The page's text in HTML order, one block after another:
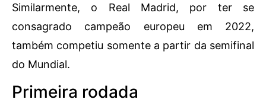
Similarmente, o Real Madrid, por ter se
consagrado campeão europeu em 2022,
também competiu somente a partir da semifinal
do Mundial.
Primeira rodada